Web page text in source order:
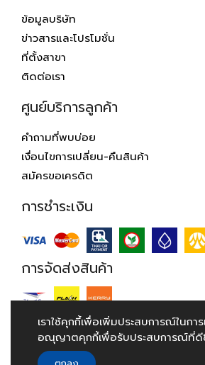
ข้อมูลบริษัท
ข่าวสารและโปรโมชั่น
ที่ตั้งสาขา
ติดต่อเรา
ศูนย์บริการลูกค้า
คำถามที่พบบ่อย
เงื่อนไขการเปลี่ยน-คืนสินค้า
สมัครขอเครดิต
การชำระเงิน
การจัดส่งสินค้า
© 2018 Hardwarehouse.co.th. All
เราใช้คุกกี้เพื่อเพิ่มประสบการณ์ในกา
อณุญาตคุกกี้เพื่อรับประสบการณ์ที่ดี